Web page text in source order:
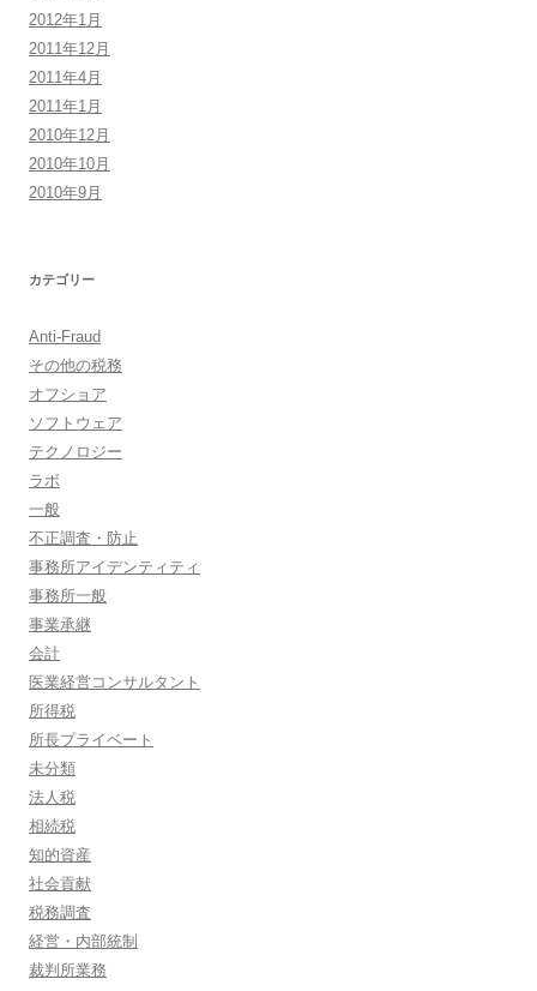
2012年1月
2011年12月
2011年4月
2011年1月
2010年12月
2010年10月
2010年9月
カテゴリー
Anti-Fraud
その他の税務
オフショア
ソフトウェア
テクノロジー
ラボ
一般
不正調査・防止
事務所アイデンティティ
事務所一般
事業承継
会計
医業経営コンサルタント
所得税
所長プライベート
未分類
法人税
相続税
知的資産
社会貢献
税務調査
経営・内部統制
裁判所業務